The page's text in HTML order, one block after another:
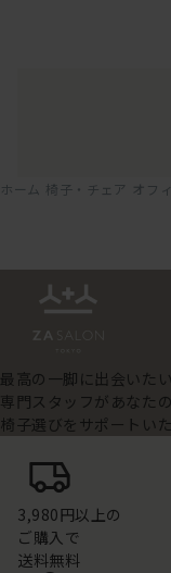
ホーム 椅子・チェア オフ
最高の一脚に出会いた
専門スタッフがあなた
椅子選びをサポートいた
3,980円以上の
ご購入で
送料無料